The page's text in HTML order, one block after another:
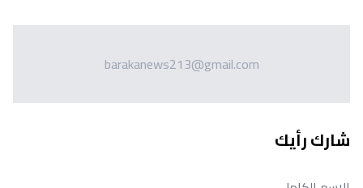
barakanews213@gmail.com
شارك رأيك